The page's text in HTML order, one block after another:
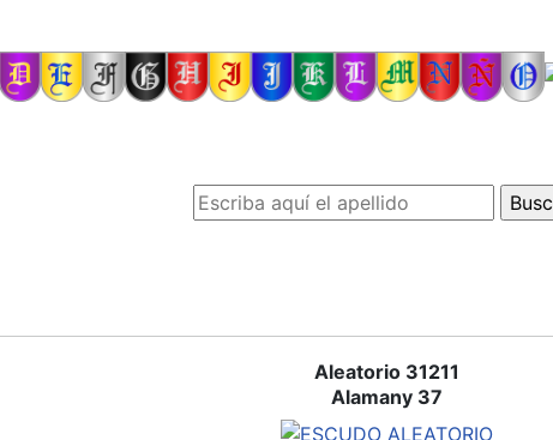
Aleatorio 31211
Alamany 37